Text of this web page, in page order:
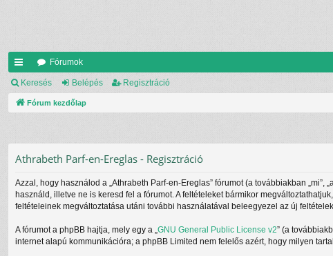
yo
rs
ke
k
Fórumok
Keresés Belépés Regisztráció
Fórum kezdőlap
Athrabeth Parf-en-Ereglas - Regisztráció
Azzal, hogy használod a „Athrabeth Parf-en-Ereglas” fórumot (a továbbiakban
használd, illetve ne is keresd fel a fórumot. A feltételeket bármikor
feltételeinek megváltoztatása utáni további használatával beleegyezel az új
A fórumot a phpBB hajtja, mely egy a „GNU General Public License v2” (a
internet alapú kommunikációra; a phpBB Limited nem felelős azért, hogy milyen